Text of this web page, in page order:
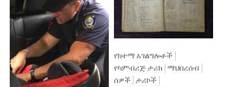
የከተማ አገልግሎቶች
የካምብሪጅ ታሪክ ማህበረሰብ
ሰዎች ታሪኮች